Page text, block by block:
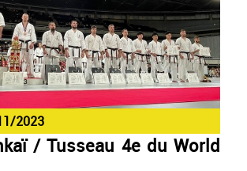
2023
/ Tusseau 4e du World